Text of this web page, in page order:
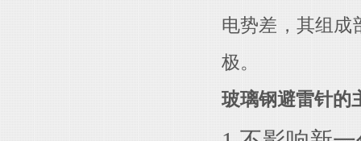
电势差，其组成
极。
玻璃钢避雷针的